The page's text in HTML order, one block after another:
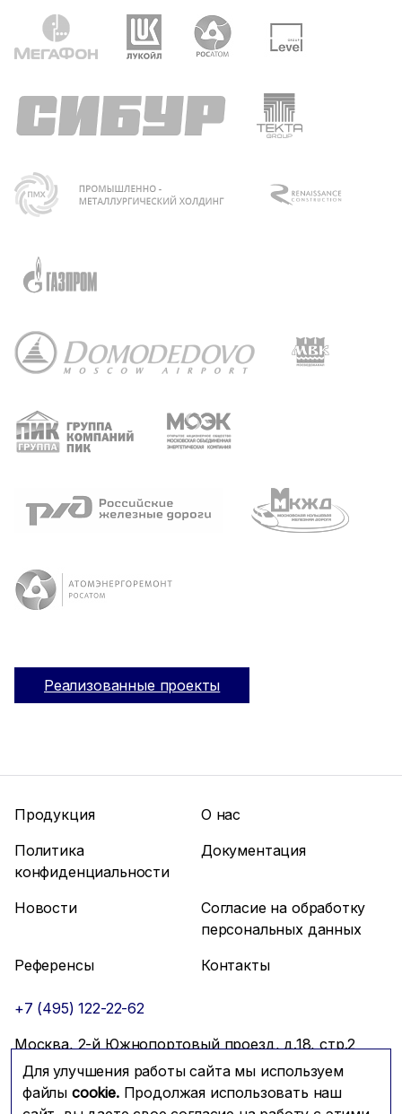
Реализованные проекты
Для улучшения работы сайта мы используем
файлы cookie.Продолжая использовать наш
Продукция
О нас
Политика
конфиденциальности
Документация
Новости
Согласие на обработку
персональных данных
Референсы
Контакты
+7 (495) 122-22-62
Москва, 2-й Южнопортовый проезд, д.18, стр.2
info@mfmc.ru
Связаться с нами